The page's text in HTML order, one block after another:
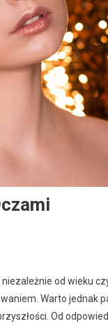
od wieku
Warto jednak
Od